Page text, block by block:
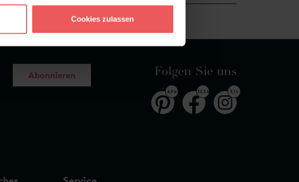
Cookies zulassen
Abonnieren Folgen Sie uns
4,9 k 32,5 k 3,1 k